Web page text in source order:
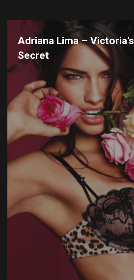
Adriana Lima – Victoria’s
Secret